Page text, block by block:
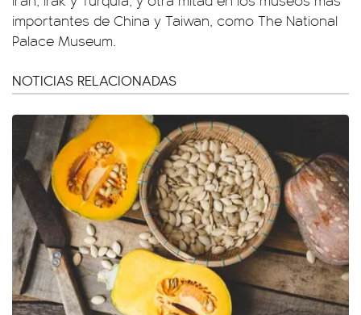
importantes de China y Taiwan, como The National
Palace Museum.
NOTICIAS RELACIONADAS